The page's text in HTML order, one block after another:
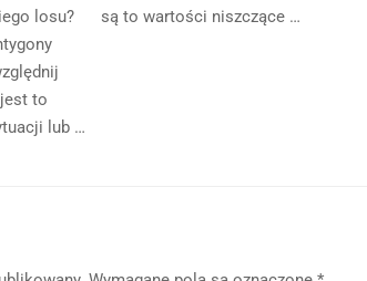
losu?
to
lub …
są to wartości niszczące …